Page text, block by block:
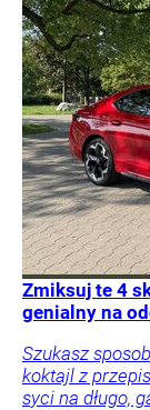
Zmiksuj te 4
genialny na
Szukasz
koktajl z
syci na długo,